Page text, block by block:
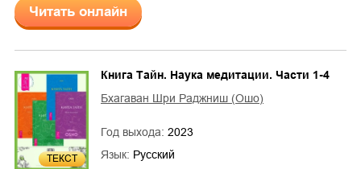
Читать онлайн
ТЕКСТ
Книга Тайн. Наука медитации. Части 1-4
Бхагаван Шри Раджниш (Ошо)
Год выхода: 2023
Язык: Русский